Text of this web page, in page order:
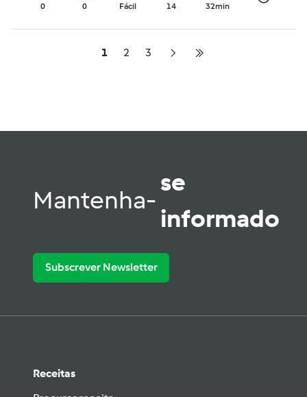
0 0 Fácil 14 32min
1 2 3
Mantenha-
se
informado
Subscrever Newsletter
Receitas